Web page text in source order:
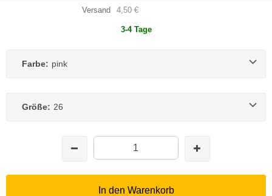
Versand 4,50 €
3-4 Tage
Farbe: pink
Größe: 26
In den Warenkorb